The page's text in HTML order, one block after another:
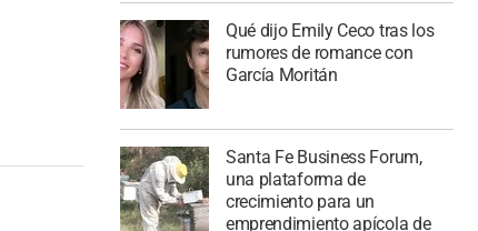
Qué dijo Emily Ceco tras los
rumores de romance con
García Moritán
Santa Fe Business Forum,
una plataforma de
crecimiento para un
emprendimiento apícola de